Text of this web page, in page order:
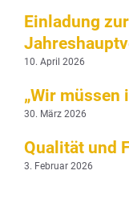
Einladung zur
10. April 2026
„Wir müssen
30. März 2026
Qualität und
3. Februar 2026